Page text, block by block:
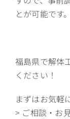
とが可能です。
福島県で解体
ください！
まずはお気軽
> ご相談・お